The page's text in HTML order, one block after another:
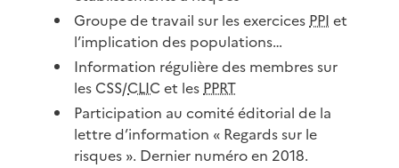
Groupe de travail sur les exercices PPI et
l’implication des populations…
Information régulière des membres sur
les CSS/CLICet les PPRT
Participation au comité éditorial de la
lettre d’information « Regards sur le
risques ». Dernier numéro en 2018.